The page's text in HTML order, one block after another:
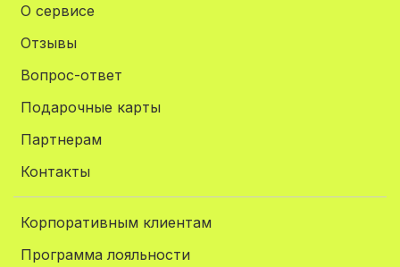
О сервисе
Отзывы
Вопрос-ответ
Подарочные карты
Партнерам
Контакты
Корпоративным клиентам
Программа лояльности